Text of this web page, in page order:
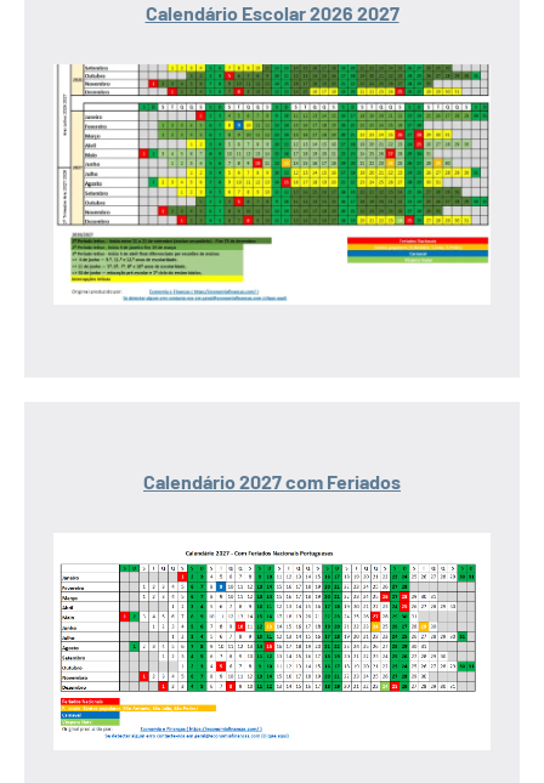
Calendário Escolar 2026 2027
Calendário 2027 com Feriados